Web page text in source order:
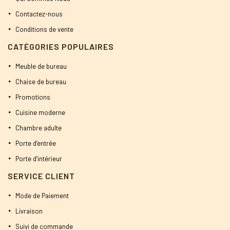
Contactez-nous
Conditions de vente
CATÉGORIES POPULAIRES
Meuble de bureau
Chaise de bureau
Promotions
Cuisine moderne
Chambre adulte
Porte d’entrée
Porte d’intérieur
SERVICE CLIENT
Mode de Paiement
Livraison
Suivi de commande